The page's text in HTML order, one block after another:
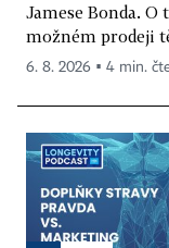
Jamese Bonda.
možném prodeji
6. 8. 2026 ▪ 4 min.